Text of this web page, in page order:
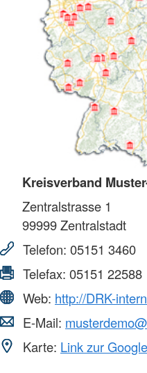
Kreisverband
Zentralstrasse 1
99999Zentralstadt
Telefon: 05151 3460
Telefax: 05151 22588
Web: http://DRK-
E-Mail:
Karte: Link zur